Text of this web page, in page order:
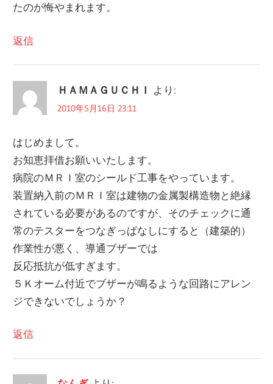
たのが悔やまれます。
返信
ＨＡＭＡＧＵＣＨＩ より:
2010年5月16日 23:11
はじめまして。
お知恵拝借お願いいたします。
病院のＭＲＩ室のシールド工事をやっています。
装置納入前のＭＲＩ室は建物の金属製構造物と絶縁
されている必要があるのですが、そのチェックに通
常のテスターをつなぎっぱなしにすると（建築的）
作業性が悪く、導通ブザーでは
反応抵抗が低すぎます。
５Ｋオーム付近でブザーが鳴るような回路にアレン
ジできないでしょうか？
返信